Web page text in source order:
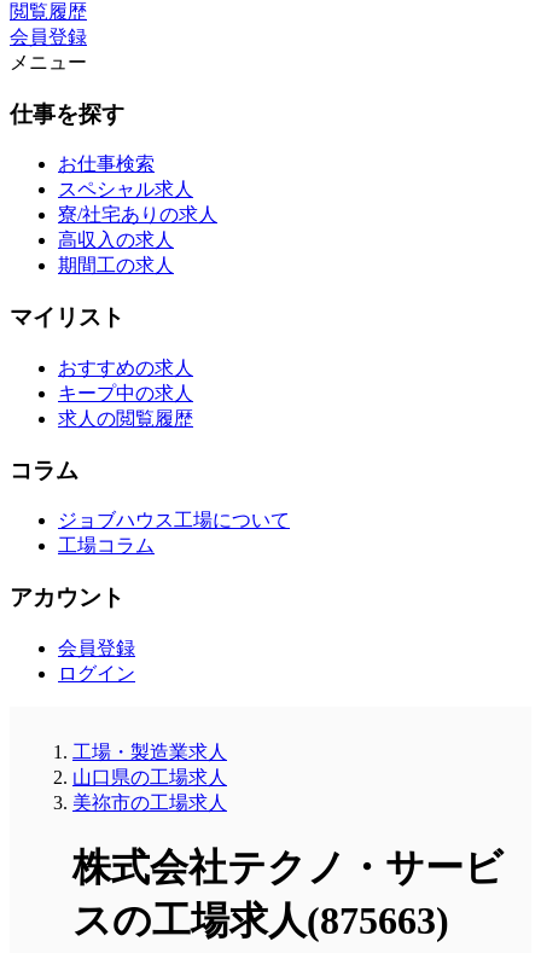
閲覧履歴
会員登録
メニュー
仕事を探す
お仕事検索
スペシャル求人
寮/社宅ありの求人
高収入の求人
期間工の求人
マイリスト
おすすめの求人
キープ中の求人
求人の閲覧履歴
コラム
ジョブハウス工場について
工場コラム
アカウント
会員登録
ログイン
工場・製造業求人
山口県の工場求人
美祢市の工場求人
株式会社テクノ・サービ
スの工場求人(875663)